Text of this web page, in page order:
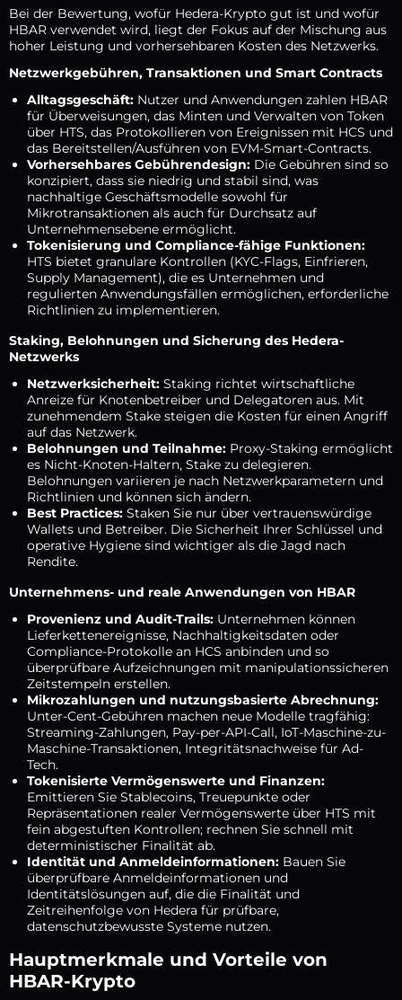
Bei der Bewertung, wofür Hedera-Krypto gut ist und wofür
HBAR verwendet wird, liegt der Fokus auf der Mischung aus
hoher Leistung und vorhersehbaren Kosten des Netzwerks.
Netzwerkgebühren, Transaktionen und Smart Contracts
Alltagsgeschäft: Nutzer und Anwendungen zahlen HBAR
für Überweisungen, das Minten und Verwalten von Token
über HTS, das Protokollieren von Ereignissen mit HCS und
das Bereitstellen/Ausführen von EVM-Smart-Contracts.
Vorhersehbares Gebührendesign: Die Gebühren sind so
konzipiert, dass sie niedrig und stabil sind, was
nachhaltige Geschäftsmodelle sowohl für
Mikrotransaktionen als auch für Durchsatz auf
Unternehmensebene ermöglicht.
Tokenisierung und Compliance-fähige Funktionen:
HTS bietet granulare Kontrollen (KYC-Flags, Einfrieren,
Supply Management), die es Unternehmen und
regulierten Anwendungsfällen ermöglichen, erforderliche
Richtlinien zu implementieren.
Staking, Belohnungen und Sicherung des Hedera-
Netzwerks
Netzwerksicherheit: Staking richtet wirtschaftliche
Anreize für Knotenbetreiber und Delegatoren aus. Mit
zunehmendem Stake steigen die Kosten für einen Angriff
auf das Netzwerk.
Belohnungen und Teilnahme: Proxy-Staking ermöglicht
es Nicht-Knoten-Haltern, Stake zu delegieren.
Belohnungen variieren je nach Netzwerkparametern und
Richtlinien und können sich ändern.
Best Practices: Staken Sie nur über vertrauenswürdige
Wallets und Betreiber. Die Sicherheit Ihrer Schlüssel und
operative Hygiene sind wichtiger als die Jagd nach
Rendite.
Unternehmens- und reale Anwendungen von HBAR
Provenienz und Audit-Trails: Unternehmen können
Lieferkettenereignisse, Nachhaltigkeitsdaten oder
Compliance-Protokolle an HCS anbinden und so
überprüfbare Aufzeichnungen mit manipulationssicheren
Zeitstempeln erstellen.
Mikrozahlungen und nutzungsbasierte Abrechnung:
Unter-Cent-Gebühren machen neue Modelle tragfähig:
Streaming-Zahlungen, Pay-per-API-Call, IoT-Maschine-zu-
Maschine-Transaktionen, Integritätsnachweise für Ad-
Tech.
Tokenisierte Vermögenswerte und Finanzen:
Emittieren Sie Stablecoins, Treuepunkte oder
Repräsentationen realer Vermögenswerte über HTS mit
fein abgestuften Kontrollen; rechnen Sie schnell mit
deterministischer Finalität ab.
Identität und Anmeldeinformationen: Bauen Sie
überprüfbare Anmeldeinformationen und
Identitätslösungen auf, die die Finalität und
Zeitreihenfolge von Hedera für prüfbare,
datenschutzbewusste Systeme nutzen.
Hauptmerkmale und Vorteile von
HBAR-Krypto